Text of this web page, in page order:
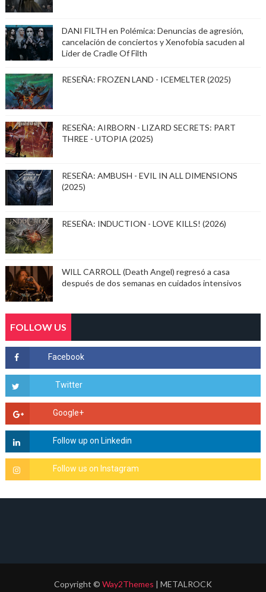
DANI FILTH en Polémica: Denuncias de agresión,
cancelación de conciertos y Xenofobia sacuden al
Lider de Cradle Of Filth
RESEÑA: FROZEN LAND - ICEMELTER (2025)
RESEÑA: AIRBORN - LIZARD SECRETS: PART
THREE - UTOPIA (2025)
RESEÑA: AMBUSH - EVIL IN ALL DIMENSIONS
(2025)
RESEÑA: INDUCTION - LOVE KILLS! (2026)
WILL CARROLL (Death Angel) regresó a casa
después de dos semanas en cuidados intensivos
FOLLOW US
Copyright © Way2Themes | METALROCK